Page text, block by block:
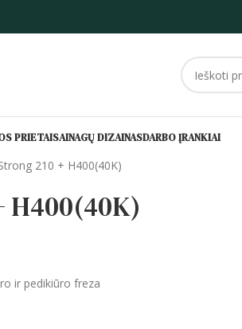
PRIETAISAINAGŲ DIZAINASDARBO ĮRANKIAI
210 + H400(40K)
H400(40K)
ir pedikiūro freza